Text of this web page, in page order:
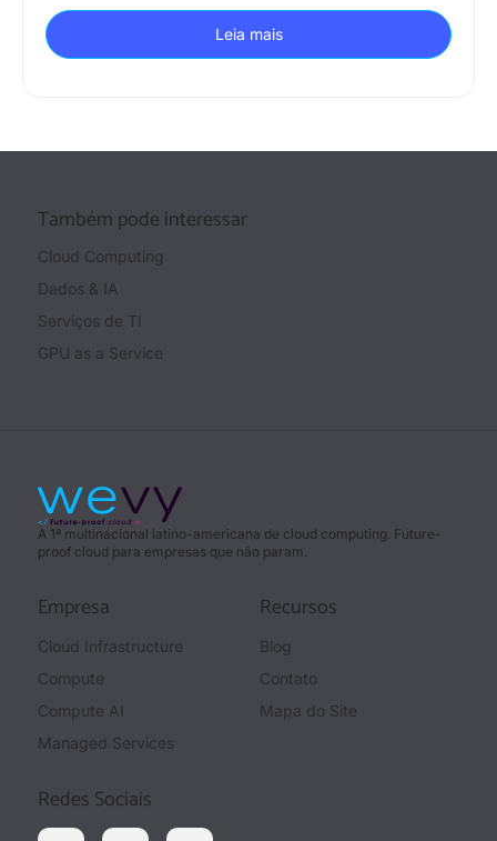
Leia mais
Também pode interessar
Cloud Computing
Dados & IA
Serviços de TI
GPU as a Service
A 1ª multinacional latino-americana de cloud computing. Future-
proof cloud para empresas que não param.
Empresa
Cloud Infrastructure
Compute
Compute AI
Managed Services
Recursos
Blog
Contato
Mapa do Site
Redes Sociais